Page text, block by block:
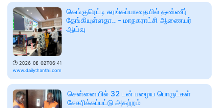
🕑 2026-08-02T06:41
www.dailythanthi.com
கெங்குரெட்டி சுரங்கப்பாதையில் தண்ணீர்
தேங்கியுள்ளதா.. - மாநகராட்சி ஆணையர்
ஆய்வு
சென்னையில் 32 டன் பழைய பொருட்கள்
சேகரிக்கப்பட்டு அகற்றம்